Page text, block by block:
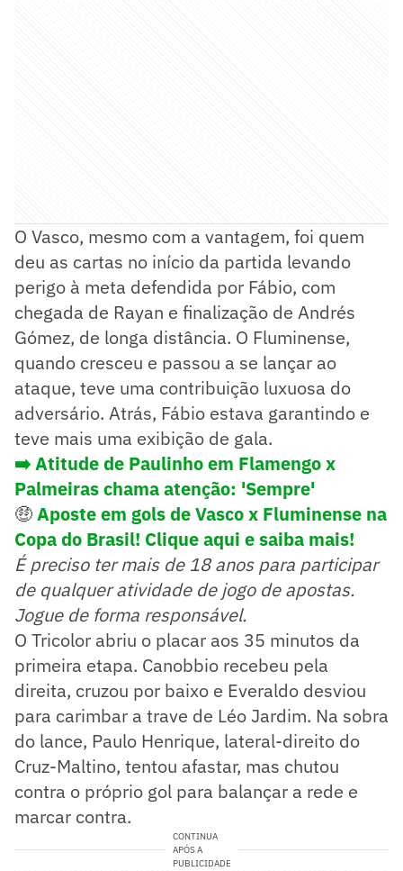
O Vasco, mesmo com a vantagem, foi quem
deu as cartas no início da partida levando
perigo à meta defendida por Fábio, com
chegada de Rayan e finalização de Andrés
Gómez, de longa distância. O Fluminense,
quando cresceu e passou a se lançar ao
ataque, teve uma contribuição luxuosa do
adversário. Atrás, Fábio estava garantindo e
teve mais uma exibição de gala.
➡️ Atitude de Paulinho em Flamengo x
Palmeiras chama atenção: 'Sempre'
🤑Aposte em gols de Vasco x Fluminense na
Copa do Brasil! Clique aqui e saiba mais!
É preciso ter mais de 18 anos para participar
de qualquer atividade de jogo de apostas.
Jogue de forma responsável.
O Tricolor abriu o placar aos 35 minutos da
primeira etapa. Canobbio recebeu pela
direita, cruzou por baixo e Everaldo desviou
para carimbar a trave de Léo Jardim. Na sobra
do lance, Paulo Henrique, lateral-direito do
Cruz-Maltino, tentou afastar, mas chutou
contra o próprio gol para balançar a rede e
marcar contra.
CONTINUA
APÓS A
PUBLICIDADE